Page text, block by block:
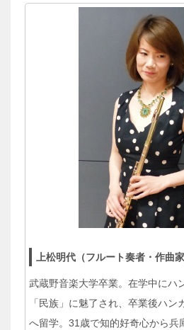
上松明代（フルート奏者・作曲家
武蔵野音楽大学卒業。在学中にハ
「民族」に魅了され、卒業後ハ
へ留学。31歳で知的好奇心から兵